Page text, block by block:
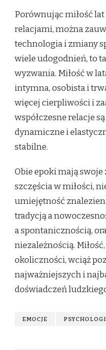
Porównując miłość lat
relacjami, można
technologia i zmiany
wiele udogodnień, to
wyzwania. Miłość w
intymna, osobista i
więcej cierpliwości i
współczesne relacje
dynamiczne i
stabilne.
Obie epoki mają swoje
szczęścia w miłości,
umiejętność
tradycją a
a spontanicznością,
niezależnością.
okoliczności, wciąż
najważniejszych i
doświadczeń
EMOCJE